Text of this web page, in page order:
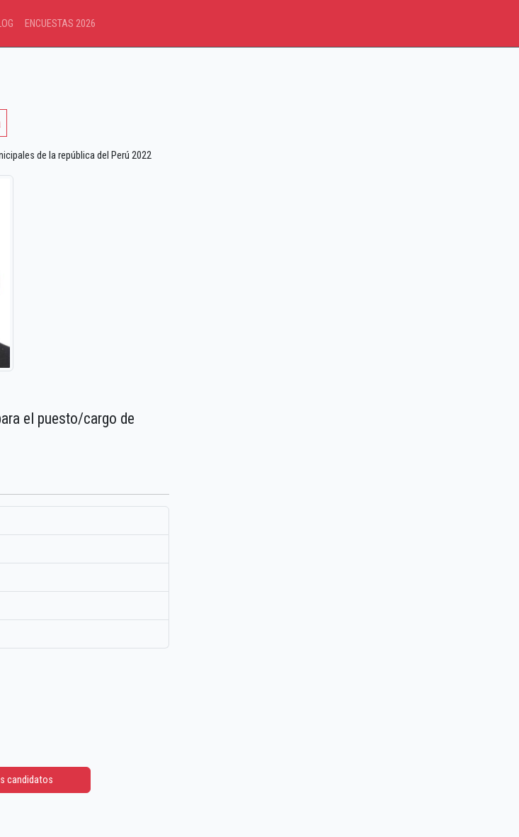
ENCUESTAS 2026
de la república del Perú 2022
el puesto/cargo de
candidatos